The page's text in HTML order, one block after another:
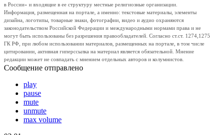
в России» и входящие в ее структуру местные религиозные организации.
Информация, размещенная на портале, а именно: текстовые материалы, элементы
дизайна, логотипы, товарные знаки, фотографии, видео и аудио охраняются
законодательством Российской Федерации и международными нормами права и не
могут быть использованы без разрешения правообладателей. Согласно ст.ст. 1274,1275
ГК РФ, при любом использовании материалов, размещенных на портале, в том числе
цитировании, активная гиперссылка на материал является обязательной. Мнение
редакции может не совпадать с мнением отдельных авторов и колумнистов.
Сообщение отправлено
play
pause
mute
unmute
max volume